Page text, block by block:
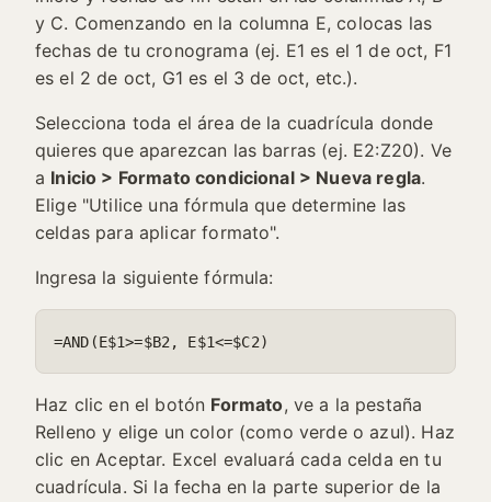
y C. Comenzando en la columna E, colocas las
fechas de tu cronograma (ej. E1 es el 1 de oct, F1
es el 2 de oct, G1 es el 3 de oct, etc.).
Selecciona toda el área de la cuadrícula donde
quieres que aparezcan las barras (ej. E2:Z20). Ve
a Inicio > Formato condicional > Nueva regla.
Elige "Utilice una fórmula que determine las
celdas para aplicar formato".
Ingresa la siguiente fórmula:
=AND(E$1>=$B2, E$1<=$C2)
Haz clic en el botón Formato, ve a la pestaña
Relleno y elige un color (como verde o azul). Haz
clic en Aceptar. Excel evaluará cada celda en tu
cuadrícula. Si la fecha en la parte superior de la